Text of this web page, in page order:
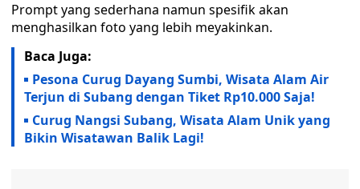
Prompt yang sederhana namun spesifik akan
menghasilkan foto yang lebih meyakinkan.
Baca Juga:
Pesona Curug Dayang Sumbi, Wisata Alam Air
Terjun di Subang dengan Tiket Rp10.000 Saja!
Curug Nangsi Subang, Wisata Alam Unik yang
Bikin Wisatawan Balik Lagi!